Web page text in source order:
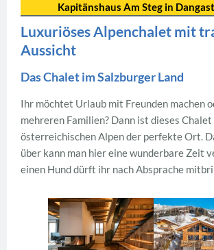
Kapitänshaus Am Steg in
Luxuriöses Alpenchalet mit
Aussicht
Das Chalet im Salzburger Land
Ihr möchtet Urlaub mit Freunden machen
mehreren Familien? Dann ist dieses Chalet
österreichischen Alpen der perfekte Ort.
über kann man hier eine wunderbare Zeit
einen Hund dürft ihr nach Absprache